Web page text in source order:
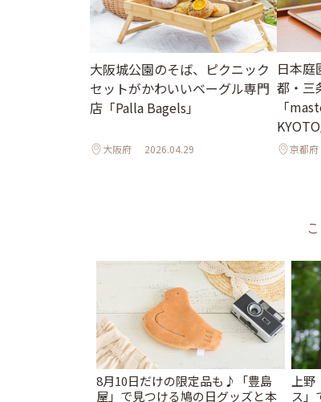
大阪城公園のそば、ピクニック
セットがかわいいベーグル専門
店「Palla Bagels」
大阪府 2026.04.29
日本庭
都・三
「
KYOTO
京都府
8月10日だけの限定品も♪「豊島
屋」で見つける鳩の日グッズと本
上
ス」